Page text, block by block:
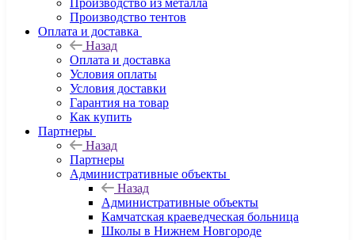
Производство из металла
Производство тентов
Оплата и доставка
Назад
Оплата и доставка
Условия оплаты
Условия доставки
Гарантия на товар
Как купить
Партнеры
Назад
Партнеры
Административные объекты
Назад
Административные объекты
Камчатская краеведческая больница
Школы в Нижнем Новгороде